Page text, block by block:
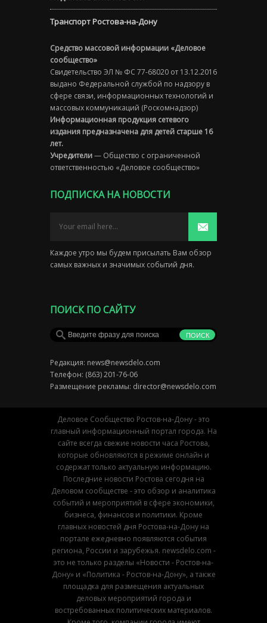
Транспорт Ростова-на-Дону
Средство массовой информации «Деловое
сообщество»
Свидетельство ЭЛ № ФС 77-68020 от 13.12.2016
выдано Федеральной службой по надзору в
сфере связи, информационных технологий и
массовых коммуникаций (Роскомнадзор)
Информационная продукция сетевого
издания предназначена для детей старше 16
лет.
Учредители— Общество с ограниченной
ответственностью «Деловое сообщество»
ПОДПИСКА НА НОВОСТИ
Каждое утро мы будем присылать Вам обзор
самых важных и значимых событий дня.
ПОИСК ПО САЙТУ
Редакция: news@newsdelo.com
Телефон: (863) 201-76-06
Размещение рекламы: director@newsdelo.com
Деловое Сообщество Ростов-на-Дону - это
главный информационный портал города. На
сайте всегда свежие новости часа Ростова,
которые обновляются в режиме онлайн и
содержат только актуальную информацию.
Последние новости Ростова сегодня на
Деловом сообществе - это обзор и аналитика
событий и мероприятий в сфере экономики,
бизнеса, финансов и политики. Кроме
главных новостей дня Ростова-на-Дону на
портале ежедневно появляются события
региона, России и зарубежья. newsdelo.com -
это не только разделы «Новости - Ростов-на-
Дону» и «Политика - Ростов-на-Дону», а также
площадка для размещения актуальных
деловых мероприятий города и
востребованных политических материалов.